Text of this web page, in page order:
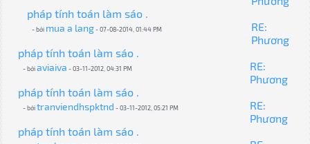
pháp tính toán làm sáo .
- bởi mua a lang- 07-08-2014, 01:44 PM
RE:
Phương
pháp tính toán làm sáo .
- bởiaviaiva - 03-11-2012, 04:31 PM
RE:
Phương
pháp tính toán làm sáo .
- bởitranviendhspktnd - 03-11-2012, 05:21 PM
RE:
Phương
pháp tính toán làm sáo .